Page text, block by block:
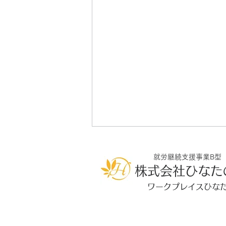
就労継続支援事業B型
株式会社ひなた
ワークプレイスひな